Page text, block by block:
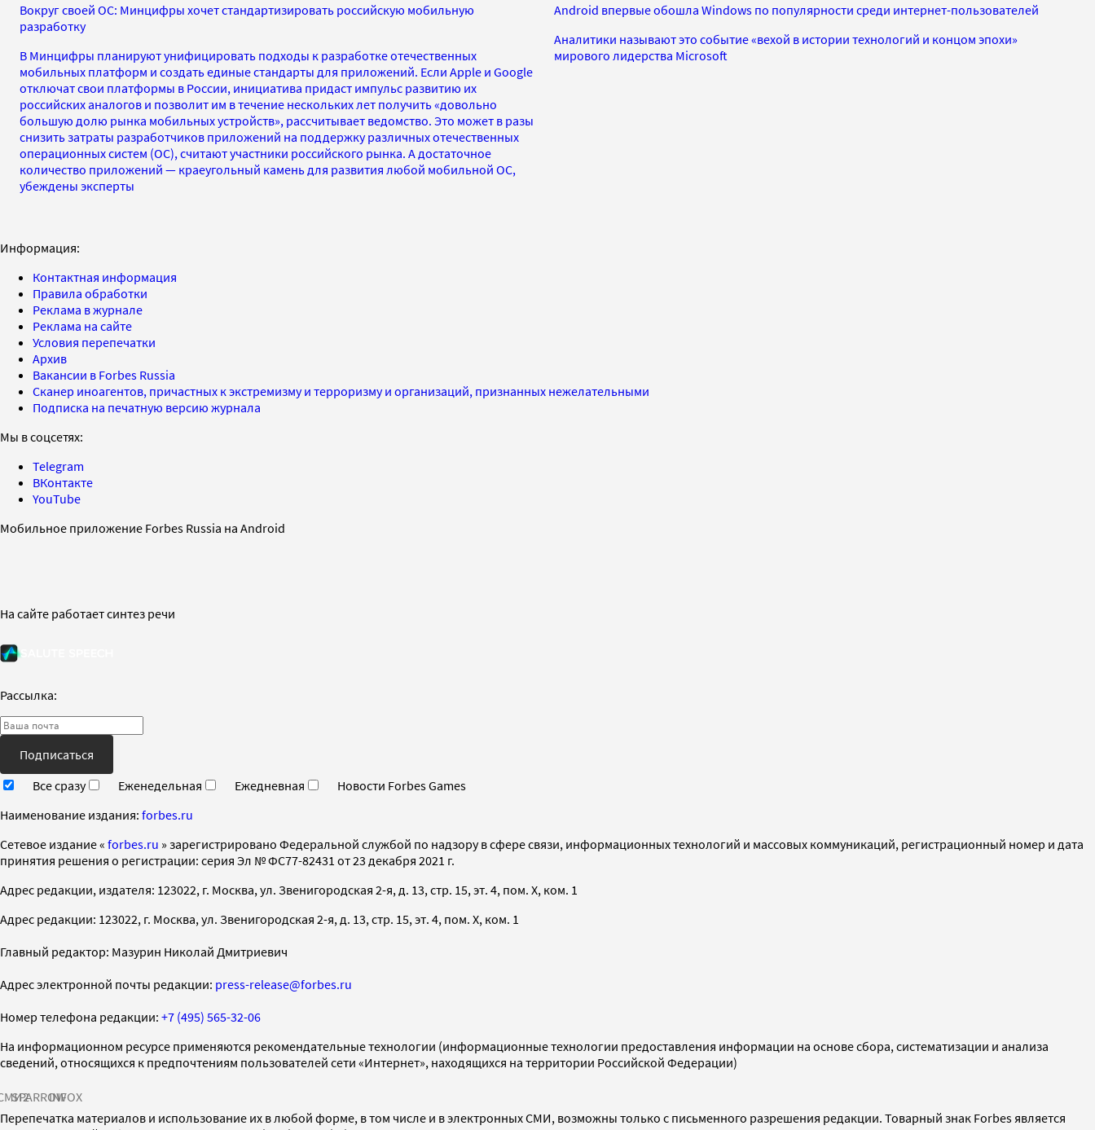
Вокруг своей ОС: Минцифры хочет стандартизировать российскую мобильную
разработку
В Минцифры планируют унифицировать подходы к разработке отечественных
мобильных платформ и создать единые стандарты для приложений. Если Apple и Google
отключат свои платформы в России, инициатива придаст импульс развитию их
российских аналогов и позволит им в течение нескольких лет получить «довольно
большую долю рынка мобильных устройств», рассчитывает ведомство. Это может в разы
снизить затраты разработчиков приложений на поддержку различных отечественных
операционных систем (ОС), считают участники российского рынка. А достаточное
количество приложений — краеугольный камень для развития любой мобильной ОС,
убеждены эксперты
Android впервые обошла Windows по популярности среди интернет-пользователей
Аналитики называют это событие «вехой в истории технологий и концом эпохи»
мирового лидерства Microsoft
Информация:
Контактная информация
Правила обработки
Реклама в журнале
Реклама на сайте
Условия перепечатки
Архив
Вакансии в Forbes Russia
Сканер иноагентов, причастных к экстремизму и терроризму и организаций, признанных нежелательными
Подписка на печатную версию журнала
Мы в соцсетях:
Telegram
ВКонтакте
YouTube
Мобильное приложение Forbes Russia на Android
На сайте работает синтез речи
Рассылка:
Подписаться
Все сразу
Еженедельная Ежедневная
Новости Forbes Games
Наименование издания: forbes.ru
Cетевое издание « forbes.ru » зарегистрировано Федеральной службой по надзору в сфере связи, информационных технологий и массовых коммуникаций, регистрационный номер и дата
принятия решения о регистрации: серия Эл № ФС77-82431 от 23 декабря 2021 г.
Адрес редакции, издателя: 123022, г. Москва, ул. Звенигородская 2-я, д. 13, стр. 15, эт. 4, пом. X, ком. 1
Адрес редакции: 123022, г. Москва, ул. Звенигородская 2-я, д. 13, стр. 15, эт. 4, пом. X, ком. 1
Главный редактор: Мазурин Николай Дмитриевич
Адрес электронной почты редакции: press-release@forbes.ru
Номер телефона редакции: +7 (495) 565-32-06
На информационном ресурсе применяются рекомендательные технологии (информационные технологии предоставления информации на основе сбора, систематизации и анализа
сведений, относящихся к предпочтениям пользователей сети «Интернет», находящихся на территории Российской Федерации)
SPARROWINFOX
Перепечатка материалов и использование их в любой форме, в том числе и в электронных СМИ, возможны только с письменного разрешения редакции. Товарный знак Forbes является